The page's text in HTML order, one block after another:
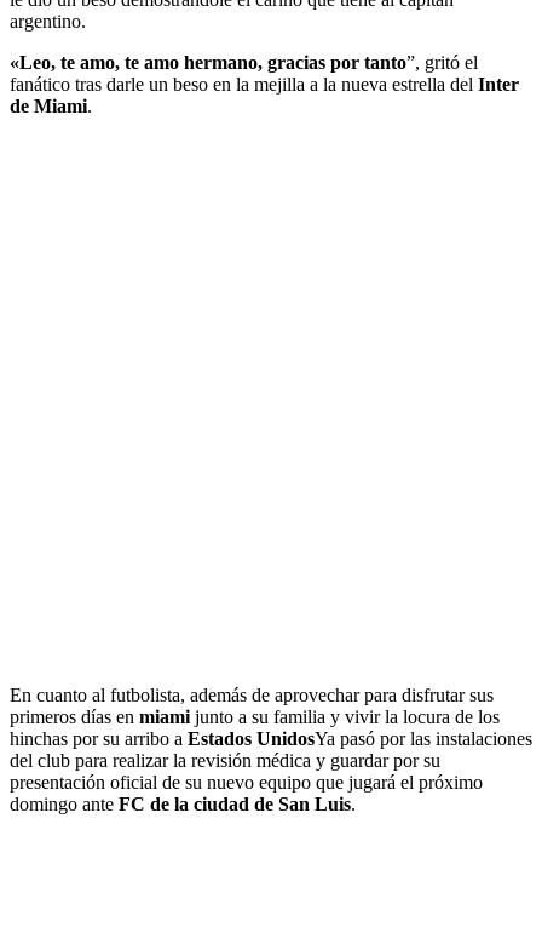
argentino.
«Leo, te amo, te amo hermano, gracias por tanto”, gritó el
fanático tras darle un beso en la mejilla a la nueva estrella del Inter
de Miami.
En cuanto al futbolista, además de aprovechar para disfrutar sus
primeros días en miami junto a su familia y vivir la locura de los
hinchas por su arribo a Estados UnidosYa pasó por las instalaciones
del club para realizar la revisión médica y guardar por su
presentación oficial de su nuevo equipo que jugará el próximo
domingo ante FC de la ciudad de San Luis.